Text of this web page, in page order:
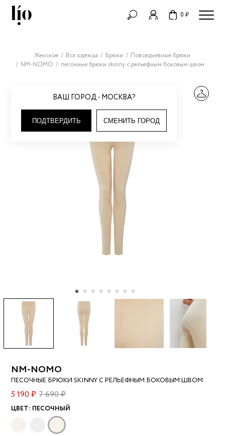
0 ₽
ВАШ ГОРОД - МОСКВА?
ПОДТВЕРДИТЬ СМЕНИТЬ ГОРОД
Женское Вся одежда Брюки
Повседневные брюки
NM-NOMO
песочные брюки skinny с рельефным боковым швом
NM-NOMO
ПЕСОЧНЫЕ БРЮКИ SKINNY С РЕЛЬЕФНЫМ БОКОВЫМ ШВОМ
5 190 ₽ 7 690 ₽
ЦВЕТ: ПЕСОЧНЫЙ